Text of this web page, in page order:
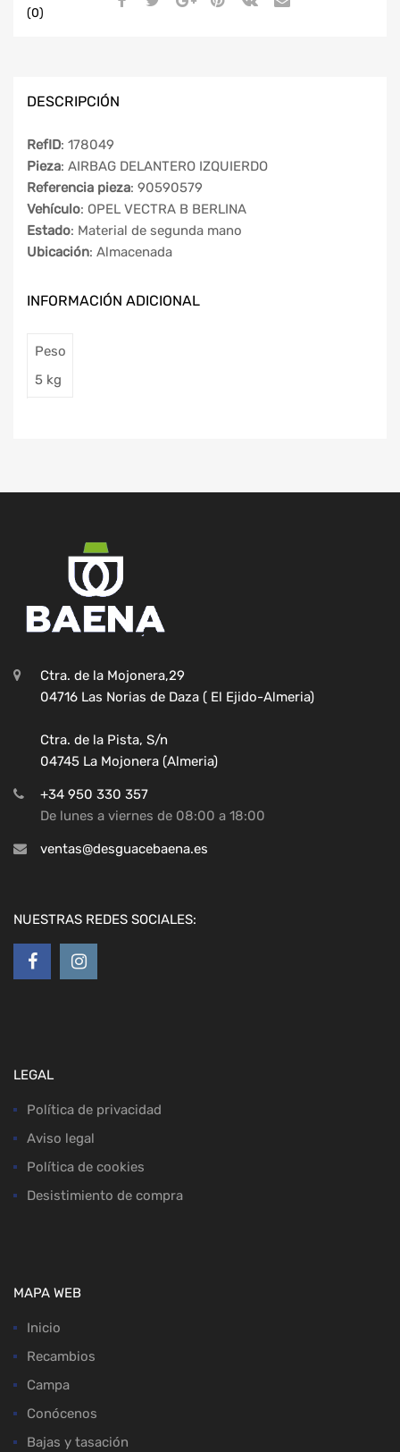
(0)
DESCRIPCIÓN
RefID: 178049
Pieza: AIRBAG DELANTERO IZQUIERDO
Referencia pieza: 90590579
Vehículo: OPEL VECTRA B BERLINA
Estado: Material de segunda mano
Ubicación: Almacenada
INFORMACIÓN ADICIONAL
Peso
5 kg
Ctra. de la Mojonera,29
04716 Las Norias de Daza ( El Ejido-Almeria)
Ctra. de la Pista, S/n
04745 La Mojonera (Almeria)
+34 950 330 357
De lunes a viernes de 08:00 a 18:00
ventas@desguacebaena.es
NUESTRAS REDES SOCIALES:
LEGAL
Política de privacidad
Aviso legal
Política de cookies
Desistimiento de compra
MAPA WEB
Inicio
Recambios
Campa
Conócenos
Bajas y tasación